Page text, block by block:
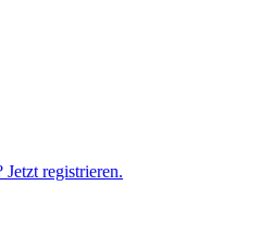
registrieren.